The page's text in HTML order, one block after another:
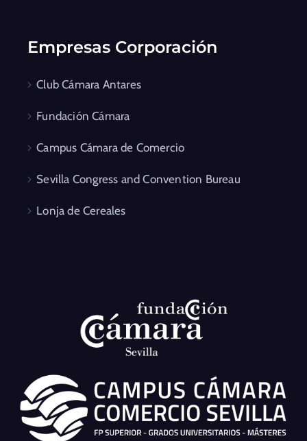
Empresas Corporación
Club Cámara Antares
Fundación Cámara
Campus Cámara de Comercio
Sevilla Congress and Convention Bureau
Lonja de Cereales